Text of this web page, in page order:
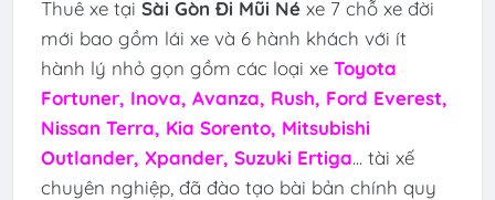
Thuê xe tại Sài Gòn Đi Mũi Né xe 7 chỗ xe đời
mới bao gồm lái xe và 6 hành khách với ít
hành lý nhỏ gọn gồm các loại xe Toyota
Fortuner, Inova, Avanza, Rush, Ford Everest,
Nissan Terra, Kia Sorento, Mitsubishi
Outlander, Xpander, Suzuki Ertiga... tài xế
chuyên nghiệp, đã đào tạo bài bản chính quy